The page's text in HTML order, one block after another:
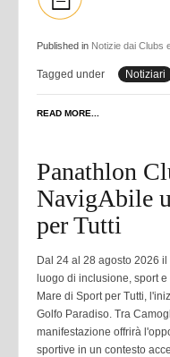
Published in Notizie dai Clubs
Tagged under Notiziari
READ MORE...
Panathlon
NavigAbile
per Tutti
Dal 24 al 28 agosto 2026
luogo di inclusione, sport
Mare di Sport per Tutti,
Golfo Paradiso. Tra
manifestazione offrirà
sportive in un contesto